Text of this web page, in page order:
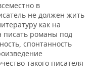
в
не должен жить
как на
писать романы под
спонтанность
такого писателя